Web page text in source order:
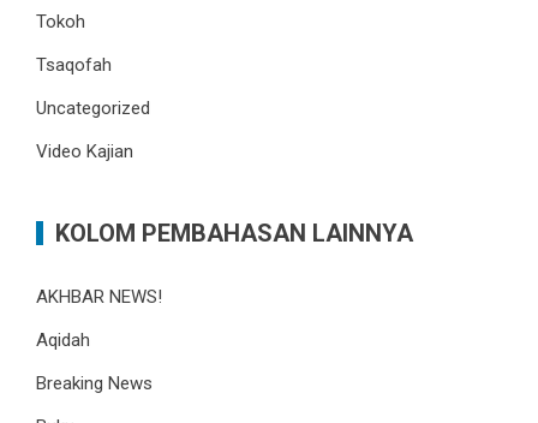
Tokoh
Tsaqofah
Uncategorized
Video Kajian
KOLOM PEMBAHASAN LAINNYA
AKHBAR NEWS!
Aqidah
Breaking News